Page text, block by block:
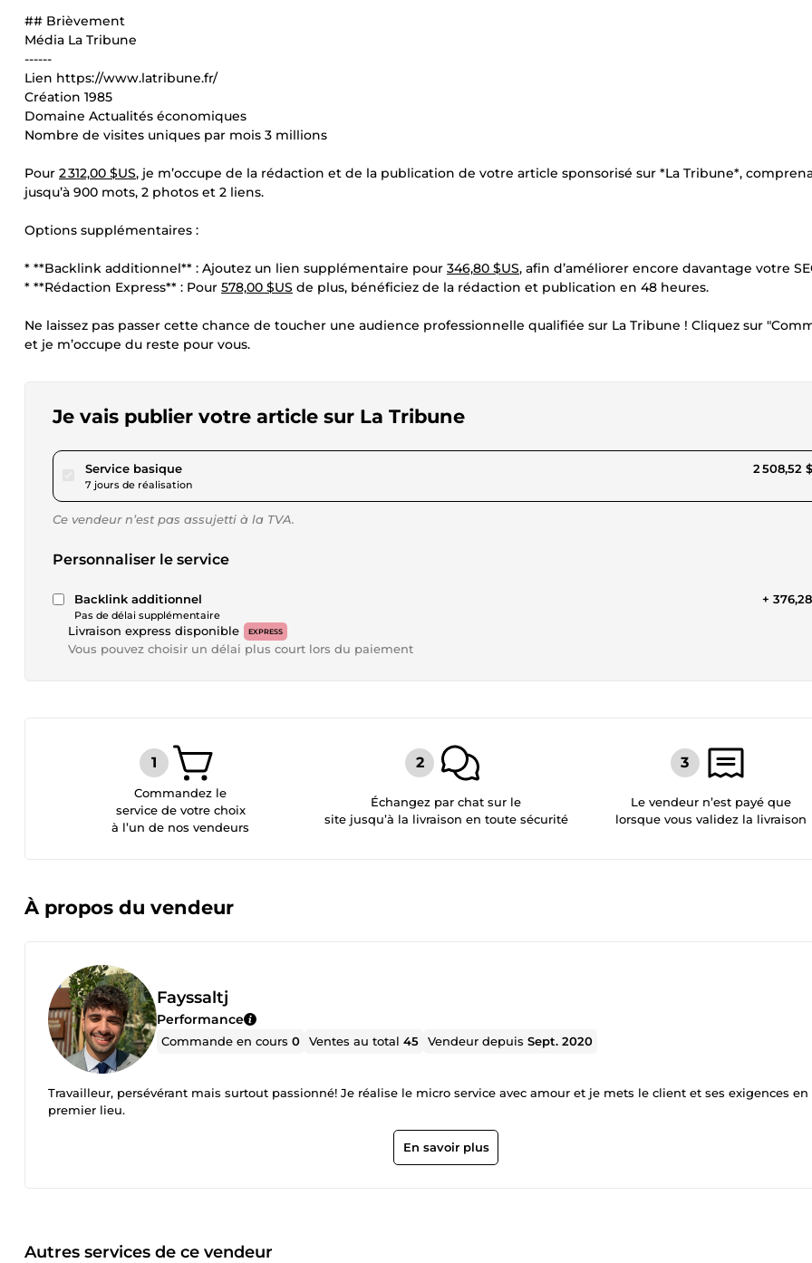
## Brièvement
Média La Tribune
------
Lien https://www.latribune.fr/
Création 1985
Domaine Actualités économiques
Nombre de visites uniques par mois 3 millions
Pour 2 312,00 $US, je m’occupe de la rédaction et de la publication de votre article sponsorisé sur *La Tribune*,
jusqu’à 900 mots, 2 photos et 2 liens.
Options supplémentaires :
* **Backlink additionnel** : Ajoutez un lien supplémentaire pour 346,80 $US, afin d’améliorer encore davantage votre
* **Rédaction Express** : Pour 578,00 $US de plus, bénéficiez de la rédaction et publication en 48 heures.
Ne laissez pas passer cette chance de toucher une audience professionnelle qualifiée sur La Tribune ! Cliquez sur
et je m’occupe du reste pour vous.
Je vais publier votre article sur La Tribune
Service basiquepour 2 312,00 $US
7 jours de réalisation
2 508,52
Ce vendeur n’est pas assujetti à la TVA.
Personnaliser le service
Backlink additionnel
Pas de délai supplémentaire
+
Livraison express disponible EXPRESS
Vous pouvez choisir un délai plus court lors du paiement
Commandez le
service de votre choix
à l’un de nos vendeurs
Échangez par chat sur le
site jusqu’à la livraison en toute sécurité
Le vendeur n’est payé que
lorsque vous validez la livraison
À propos du vendeur
Fayssaltj
Performance
Commande en cours0 Ventes au total45 Vendeur depuisSept. 2020
Travailleur, persévérant mais surtout passionné! Je réalise le micro service avec amour et je mets le client et ses exigences en
premier lieu.
En savoir plus
Autres services de ce vendeur